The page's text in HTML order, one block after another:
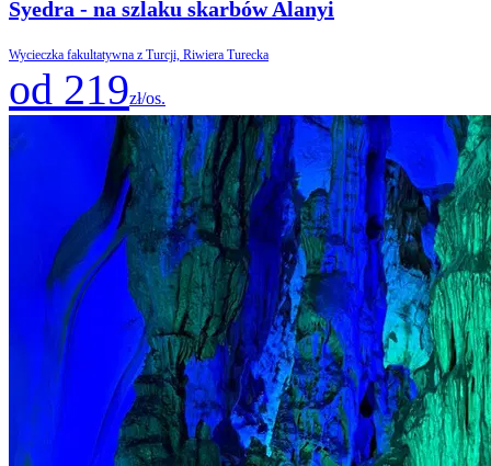
Syedra - na szlaku skarbów Alanyi
Wycieczka fakultatywna z Turcji, Riwiera Turecka
od 219zł/os.